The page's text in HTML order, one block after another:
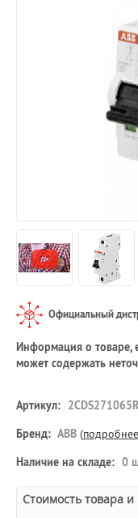
Официальный
Информация о товаре,
может содержать
Артикул:
Бренд: ABB (
Наличие на складе: 0
Стоимость товара